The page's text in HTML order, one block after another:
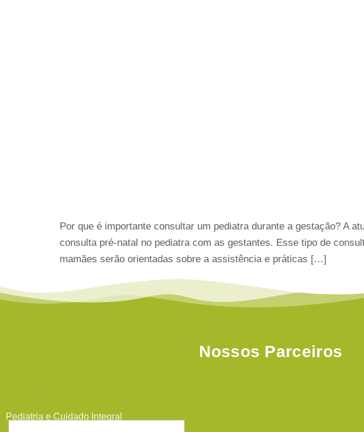
Por que é importante consultar um pediatra durante a gestação? A
consulta pré-natal no pediatra com as gestantes. Esse tipo de
mamães serão orientadas sobre a assistência e práticas […]
Pediatria e Cuidado Integral
Nossos Parceiros